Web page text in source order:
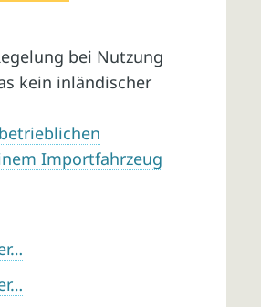
bei Nutzung
kein inländischer
Importfahrzeug